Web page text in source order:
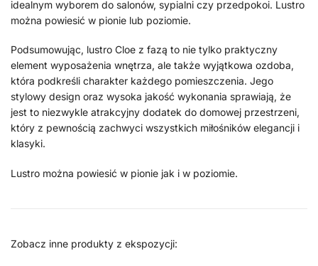
idealnym wyborem do salonów, sypialni czy przedpokoi. Lustro
można powiesić w pionie lub poziomie.
Podsumowując, lustro Cloe z fazą to nie tylko praktyczny
element wyposażenia wnętrza, ale także wyjątkowa ozdoba,
która podkreśli charakter każdego pomieszczenia. Jego
stylowy design oraz wysoka jakość wykonania sprawiają, że
jest to niezwykle atrakcyjny dodatek do domowej przestrzeni,
który z pewnością zachwyci wszystkich miłośników elegancji i
klasyki.
Lustro można powiesić w pionie jak i w poziomie.
Zobacz inne produkty z ekspozycji: